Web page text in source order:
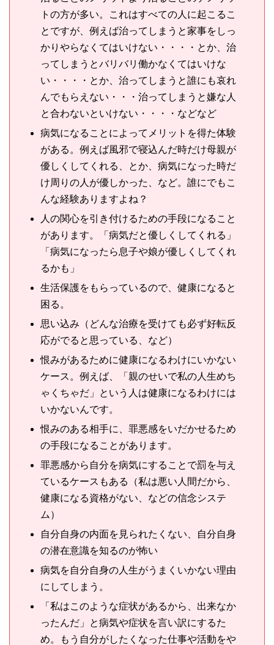
トの方が多い。これはすべての人に起こるこ
とですが、例えば治ってしまうと家事をしっ
かりやらなくてはいけない・・・・とか、治
ってしまうとバリバリ働かなくてはいけな
い・・・・とか、治ってしまうと誰にも哀れ
んでもらえない・・・治ってしまうと嫌な人
と合わないといけない・・・・などなど
病気になることによってメリットを得た体験
がある。例えば風邪で寝込んだ時だけ母親が
優しくしてくれる、とか、病気になった時だ
け周りの人が優しかった、など。誰にでもこ
んな経験ありますよね？
人の関心を引き付けるための手段になること
があります。「病気だと優しくしてくれる」
「病気になったら息子や娘が優しくしてくれ
るかも」
生活保護をもらっているので、健康になると
困る。
思い込み（どんな治療を受けても必ず好転反
応がでると思っている、など）
恨みがあるために健康になるわけにいかない
ケース。例えば、「親のせいで私の人生めち
ゃくちゃだ」という人は健康になるわけには
いかないんです。
恨みのある相手に、罪悪感をいだかせるため
の手段になることがあります。
罪悪感から自分を病気にすることで罰を与え
ているケースもある（私は悪い人間だから、
健康になる資格がない、などの信念システ
ム）
自分自身の内面を見られたくない、自分自身
の潜在意識を知るのが怖い
病気を自分自身の人生がうまくいかない理由
にしてしまう。
「私はこのような症状があるから、出来なか
ったんだ」と病気や症状を言い訳にするた
め。もう自分がしたくなった仕事や活動をや